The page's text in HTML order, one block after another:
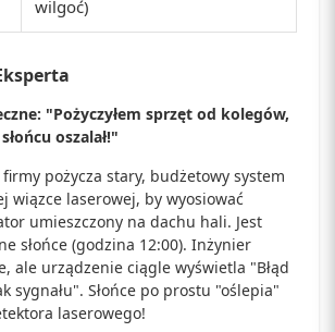
wilgoć)
"Pożyczyłem sprzęt od kolegów,
oszalał!"
pożycza stary, budżetowy system
wiązce laserowej, by wyosiować
umieszczony na dachu hali. Jest
słońce (godzina 12:00). Inżynier
ale urządzenie ciągle wyświetla "Błąd
sygnału". Słońce po prostu "oślepia"
laserowego!